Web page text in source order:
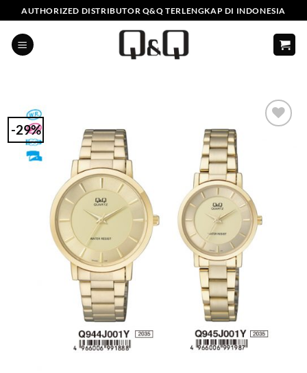
to
content
AUTHORIZED DISTRIBUTOR Q&Q TERLENGKAP DI INDONESIA
-29%